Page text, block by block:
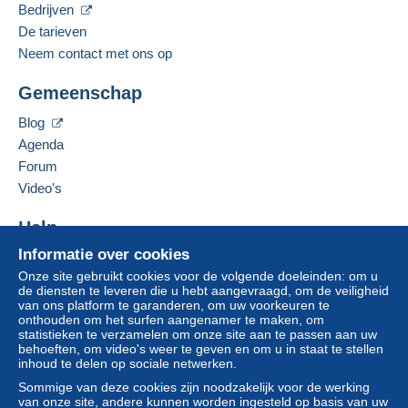
credit/debitcard
wordt door de verkoper terugbetaald aan de koper.
Een onbetaalde aankoop kan gevolgen hebben
Als de verkoopvoorwaarden van de verkoper
clausules bevatten met betrekking tot de betaling,
moeten deze als nietig worden beschouwd. De
betalingsvoorwaarden van de website van
Delcampe, zoals gedefinieerd in de
Aankopen moeten worden betaald binnen
verkoper.
Garantie:
Herroepingsrecht|Retourkosten ten laste van de
koper.
Om de termijnen voor terugzending en
terugbetaling van het item te weten,raadpleegt u
Deze verkoper toevoegen aan mijn favorieten
De verkoper contacteren
Informatie over cookies
Onze site gebruikt cookies voor de volgende doeleinden: om u
de diensten te leveren die u hebt aangevraagd, om de veiligheid
van ons platform te garanderen, om uw voorkeuren te
onthouden om het surfen aangenamer te maken, om
statistieken te verzamelen om onze site aan te passen aan uw
behoeften, om video's weer te geven en om u in staat te stellen
inhoud te delen op sociale netwerken.
Sommige van deze cookies zijn noodzakelijk voor de werking
van onze site, andere kunnen worden ingesteld op basis van uw
Bedrijven
De tarieven
Neem contact met ons op
Gemeenschap
Blog
Agenda
Forum
Video's
Help
Hulpcentrum
Kopen op Delcampe
Verkopen op Delcampe
Een beveiligde website